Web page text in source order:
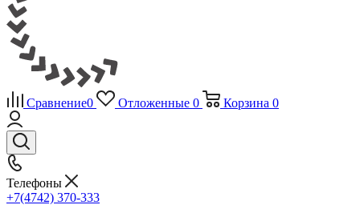
Сравнение0 Отложенные 0 Корзина 0
Телефоны
+7(4742) 370-333